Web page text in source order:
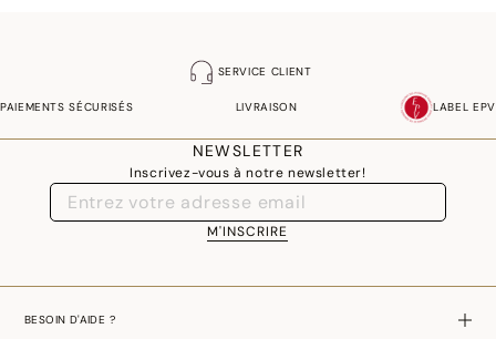
SERVICE CLIENT
PAIEMENTS SÉCURISÉS LIVRAISON LABEL EPV
NEWSLETTER
Inscrivez-vous à notre newsletter!
M'INSCRIRE
BESOIN D'AIDE ?